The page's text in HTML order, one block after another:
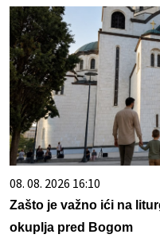
08. 08. 2026 16:10
Zašto je važno ići na
okuplja pred Bogom